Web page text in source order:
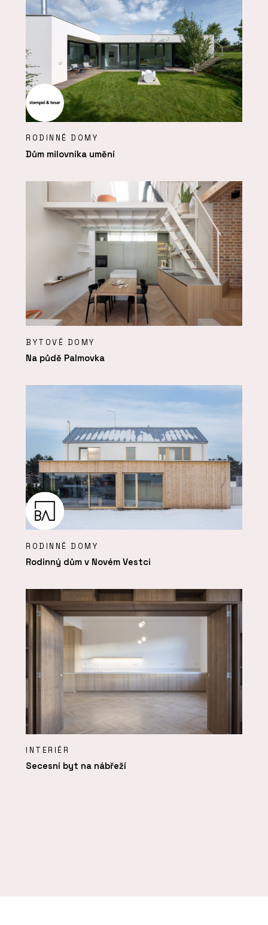
RODINNÉ DOMY
Dům milovníka umění
BYTOVÉ DOMY
Na půdě Palmovka
RODINNÉ DOMY
Rodinný dům v Novém Vestci
INTERIÉR
Secesní byt na nábřeží